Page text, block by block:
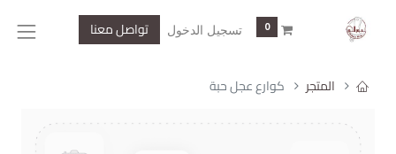
0 تسجيل الدخول تواصل معنا
المتجر كوارع عجل حبة